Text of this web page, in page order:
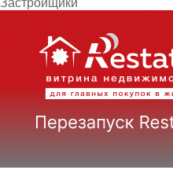
Застройщики